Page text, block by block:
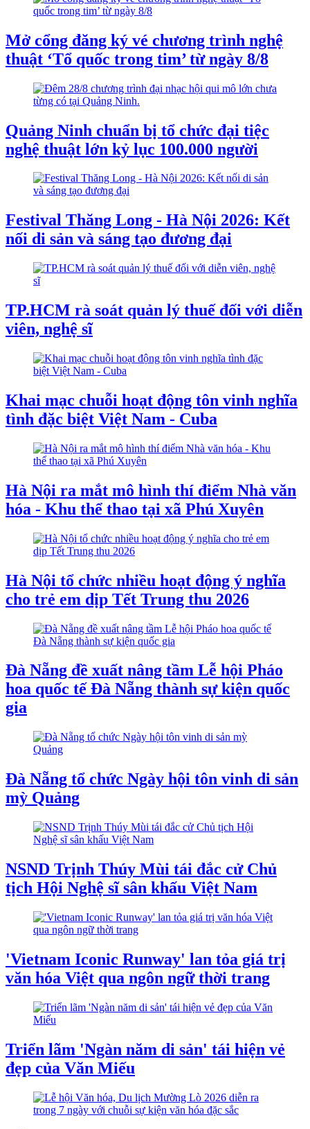
Mở cổng đăng ký vé chương trình nghệ
thuật ‘Tổ quốc trong tim’ từ ngày 8/8
Quảng Ninh chuẩn bị tổ chức đại tiệc
nghệ thuật lớn kỷ lục 100.000 người
Festival Thăng Long - Hà Nội 2026: Kết
nối di sản và sáng tạo đương đại
TP.HCM rà soát quản lý thuế đối với diễn
viên, nghệ sĩ
Khai mạc chuỗi hoạt động tôn vinh nghĩa
tình đặc biệt Việt Nam - Cuba
Hà Nội ra mắt mô hình thí điểm Nhà văn
hóa - Khu thể thao tại xã Phú Xuyên
Hà Nội tổ chức nhiều hoạt động ý nghĩa
cho trẻ em dịp Tết Trung thu 2026
Đà Nẵng đề xuất nâng tầm Lễ hội Pháo
hoa quốc tế Đà Nẵng thành sự kiện quốc
gia
Đà Nẵng tổ chức Ngày hội tôn vinh di sản
mỳ Quảng
NSND Trịnh Thúy Mùi tái đắc cử Chủ
tịch Hội Nghệ sĩ sân khấu Việt Nam
'Vietnam Iconic Runway' lan tỏa giá trị
văn hóa Việt qua ngôn ngữ thời trang
Triển lãm 'Ngàn năm di sản' tái hiện vẻ
đẹp của Văn Miếu